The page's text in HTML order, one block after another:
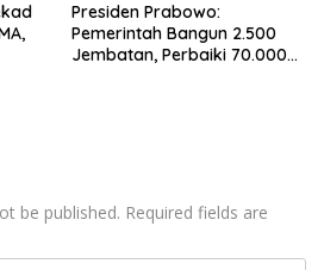
Presiden Prabowo:
Pemerintah Bangun 2.500
Jembatan, Perbaiki 70.000
be published. Required fields are